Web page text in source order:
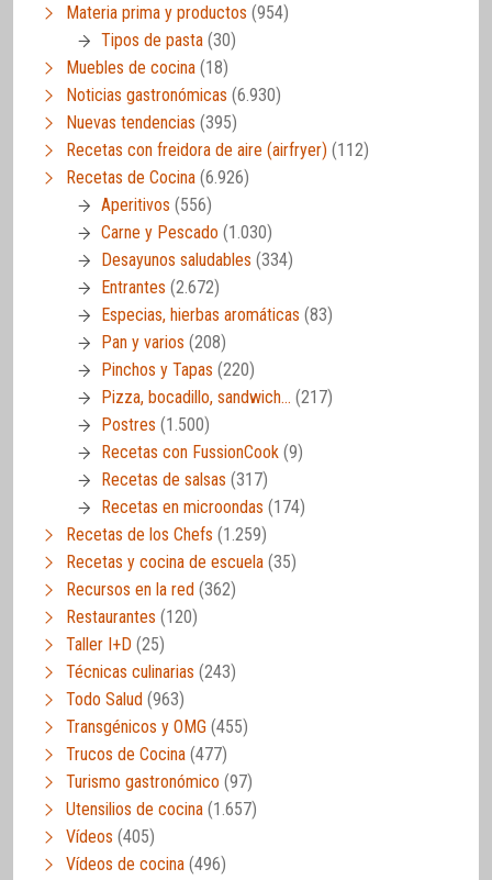
Materia prima y productos (954)
Tipos de pasta (30)
Muebles de cocina (18)
Noticias gastronómicas (6.930)
Nuevas tendencias (395)
Recetas con freidora de aire (airfryer) (112)
Recetas de Cocina (6.926)
Aperitivos (556)
Carne y Pescado (1.030)
Desayunos saludables (334)
Entrantes (2.672)
Especias, hierbas aromáticas (83)
Pan y varios (208)
Pinchos y Tapas (220)
Pizza, bocadillo, sandwich… (217)
Postres (1.500)
Recetas con FussionCook (9)
Recetas de salsas (317)
Recetas en microondas (174)
Recetas de los Chefs (1.259)
Recetas y cocina de escuela (35)
Recursos en la red (362)
Restaurantes (120)
Taller I+D (25)
Técnicas culinarias (243)
Todo Salud (963)
Transgénicos y OMG (455)
Trucos de Cocina (477)
Turismo gastronómico (97)
Utensilios de cocina (1.657)
Vídeos (405)
Vídeos de cocina (496)